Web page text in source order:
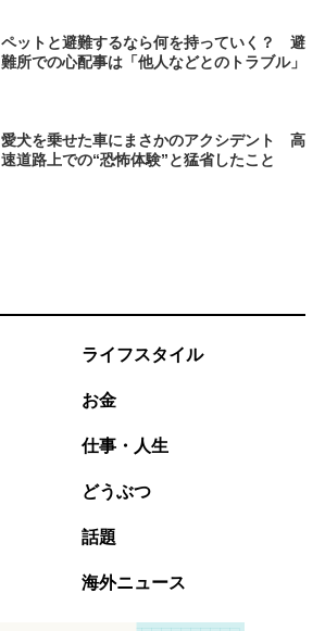
ペットと避難するなら何を持っていく？ 避
難所での心配事は「他人などとのトラブル」
愛犬を乗せた車にまさかのアクシデント 高
速道路上での“恐怖体験”と猛省したこと
ライフスタイル
お金
仕事・人生
どうぶつ
話題
海外ニュース